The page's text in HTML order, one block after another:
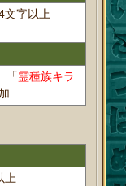
文字以上
」「霊種族キラ
上